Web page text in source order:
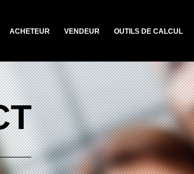
ACHETEUR VENDEUR OUTILS DE CALCUL